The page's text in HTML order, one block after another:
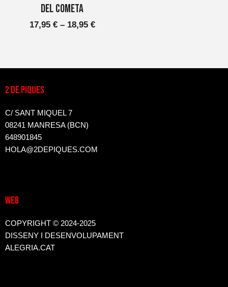
del cometa
17,95 € – 18,95 €
variants.
Les
pàgina
del
2 DE PIQUES
C/ SANT MIQUEL 7
08241 MANRESA (BCN)
648901845
HOLA@2DEPIQUES.COM
WEB
COPYRIGHT © 2024-2025
DISSENY I DESENVOLUPAMENT
ALEGRIA.CAT